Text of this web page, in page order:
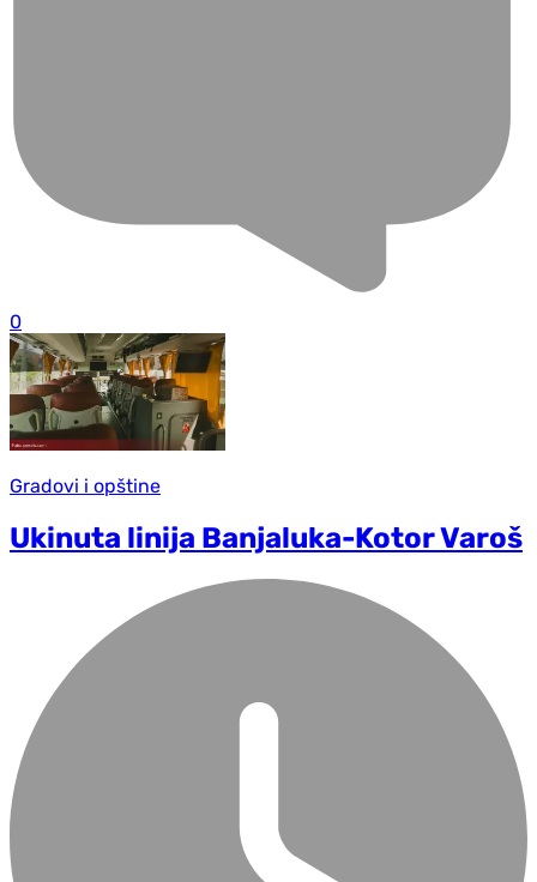
0
Gradovi i opštine
Ukinuta linija Banjaluka-Kotor Varoš